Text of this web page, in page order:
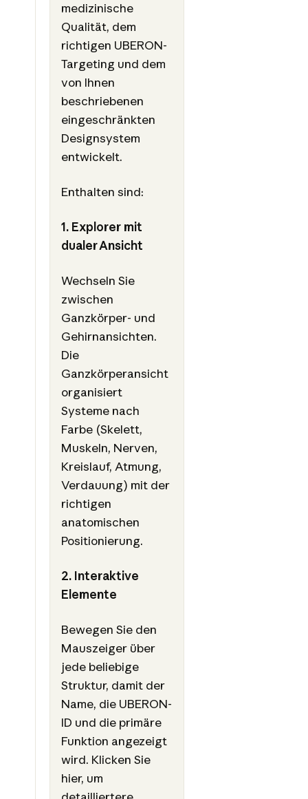
medizinische
Qualität, dem
richtigen UBERON-
Targeting und dem
von Ihnen
beschriebenen
eingeschränkten
Designsystem
entwickelt.
Enthalten sind:
1. Explorer mit
dualer Ansicht
Wechseln Sie
zwischen
Ganzkörper- und
Gehirnansichten.
Die
Ganzkörperansicht
organisiert
Systeme nach
Farbe (Skelett,
Muskeln, Nerven,
Kreislauf, Atmung,
Verdauung) mit der
richtigen
anatomischen
Positionierung.
2. Interaktive
Elemente
Bewegen Sie den
Mauszeiger über
jede beliebige
Struktur, damit der
Name, die UBERON-
ID und die primäre
Funktion angezeigt
wird. Klicken Sie
hier, um